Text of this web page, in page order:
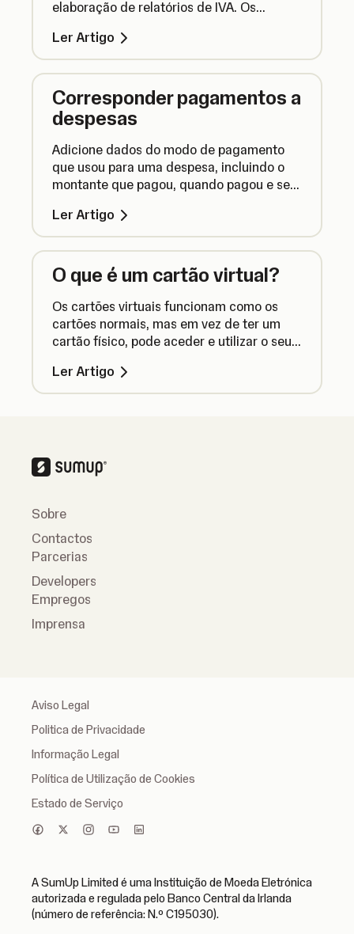
elaboração de relatórios de IVA. Os
Comercial são adicionados
automaticamente.
Ler Artigo
Corresponder pagamentos a
despesas
Adicione dados do modo de pagamento
que usou para uma despesa, incluindo o
montante que pagou, quando pagou e se o
pagamentos.
Ler Artigo
O que é um cartão virtual?
Os cartões virtuais funcionam como os
cartões normais, mas em vez de ter um
cartão físico, pode aceder e utilizar o seu
Ler Artigo
Sobre
Contactos
Parcerias
Developers
Empregos
Imprensa
Aviso Legal
Politica de Privacidade
Informação Legal
Política de Utilização de Cookies
Estado de Serviço
A SumUp Limited é uma Instituição de Moeda Eletrónica
autorizada e regulada pelo Banco Central da Irlanda
(número de referência: N.º C195030).